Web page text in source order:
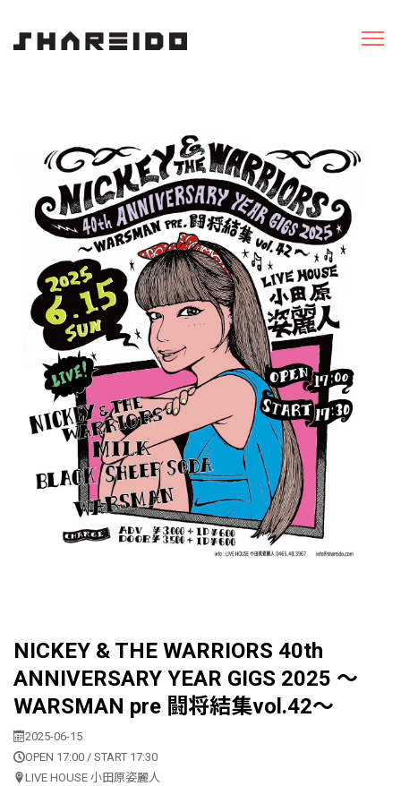
NICKEY & THE WARRIORS 40th
ANNIVERSARY YEAR GIGS 2025 〜
WARSMAN pre 闘将結集vol.42〜
2025-06-15
OPEN 17:00 / START 17:30
LIVE HOUSE 小田原姿麗人